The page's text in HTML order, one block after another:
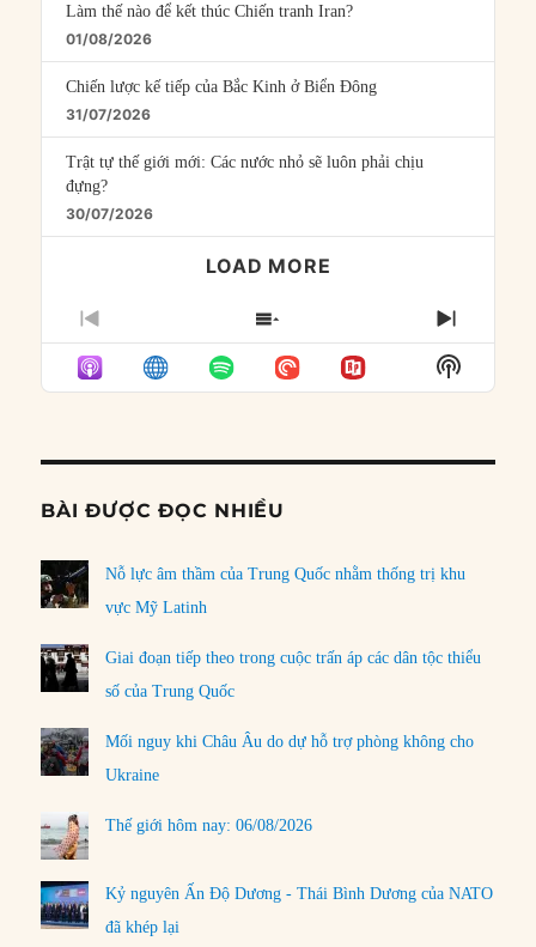
Làm thế nào để kết thúc Chiến tranh Iran?
01/08/2026
Chiến lược kế tiếp của Bắc Kinh ở Biển Đông
31/07/2026
Trật tự thế giới mới: Các nước nhỏ sẽ luôn phải chịu
đựng?
30/07/2026
LOAD MORE
PREVIOUS
EPISODE
SHOW
EPISODES
LIST
NEXT
Show
Podcast
BÀI ĐƯỢC ĐỌC NHIỀU
Nỗ lực âm thầm của Trung Quốc nhằm thống trị khu
vực Mỹ Latinh
Giai đoạn tiếp theo trong cuộc trấn áp các dân tộc thiểu
số của Trung Quốc
Mối nguy khi Châu Âu do dự hỗ trợ phòng không cho
Ukraine
Thế giới hôm nay: 06/08/2026
Kỷ nguyên Ấn Độ Dương - Thái Bình Dương của NATO
đã khép lại